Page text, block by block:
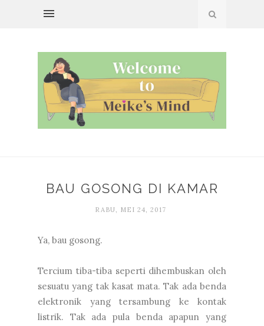
BAU GOSONG DI KAMAR
RABU, MEI 24, 2017
Ya, bau gosong.
Tercium tiba-tiba seperti dihembuskan oleh
sesuatu yang tak kasat mata. Tak ada benda
elektronik yang tersambung ke kontak
listrik. Tak ada pula benda apapun yang